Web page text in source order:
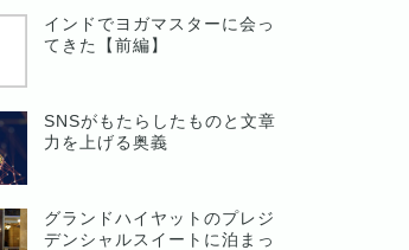
インドでヨガマスターに会っ
てきた【前編】
SNSがもたらしたものと文章
力を上げる奥義
グランドハイヤットのプレジ
デンシャルスイートに泊まっ